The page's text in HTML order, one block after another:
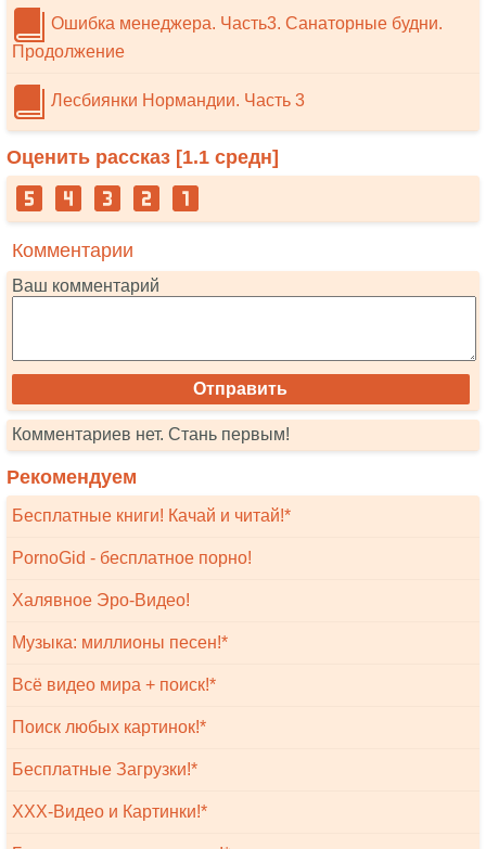
Ошибка менеджера. Часть3. Санаторные будни.
Продолжение
Лесбиянки Нормандии. Часть 3
Оценить рассказ [1.1 средн]
Комментарии
Ваш комментарий
Комментариев нет. Стань первым!
Рекомендуем
Бесплатные книги! Качай и читай!*
PornoGid - бесплатное порно!
Халявное Эро-Видео!
Музыка: миллионы песен!*
Всё видео мира + поиск!*
Поиск любых картинок!*
Бесплатные Загрузки!*
XXX-Видео и Картинки!*